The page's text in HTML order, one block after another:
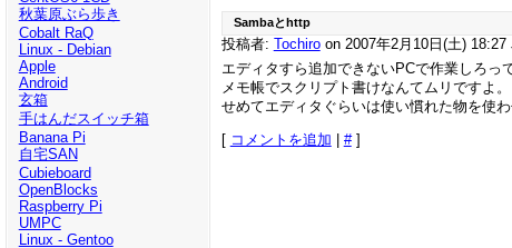
秋葉原ぶら歩き
Cobalt RaQ
Linux - Debian
Apple
Android
玄箱
手はんだスイッチ箱
Banana Pi
自宅SAN
Cubieboard
OpenBlocks
Raspberry Pi
UMPC
Linux - Gentoo
Sambaとhttp
投稿者: Tochiroon 2007年2月10日(土) 18:27
エディタすら追加できないPCで作業しろっ
メモ帳でスクリプト書けなんてムリですよ。
せめてエディタぐらいは使い慣れた物を使わ
[ コメントを追加 #]